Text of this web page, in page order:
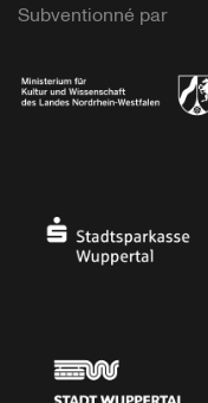
Subventionné par